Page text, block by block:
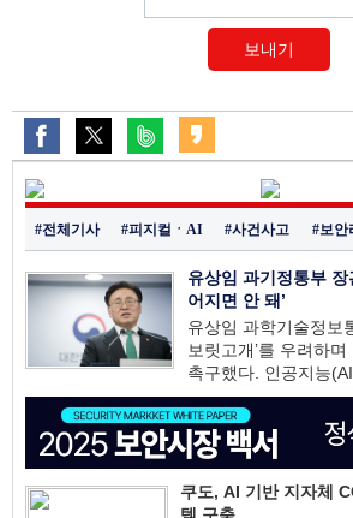
보내기
#전체기사 #피지컬ㆍAI #사건사고 #보안
유상임 과기정통부
어지면 안 돼’
유상임 과학기술정보
보릿고개’를 우려하
촉구했다. 인공지능
쿠도, AI 기반 지자체
템 구축